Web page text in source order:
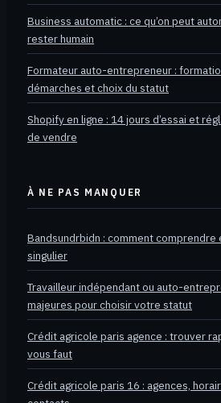
Business automatic : ce qu’on peut
rester humain
Formateur auto-entrepreneur :
démarches et choix du statut
Shopify en ligne : 14 jours d’essai et
de vendre
À NE PAS MANQUER
Bandsundrbidn : comment
singulier
Travailleur indépendant ou auto-
majeures pour choisir votre statut
Crédit agricole paris agence : trouver
vous faut
Crédit agricole paris 16 : agences,